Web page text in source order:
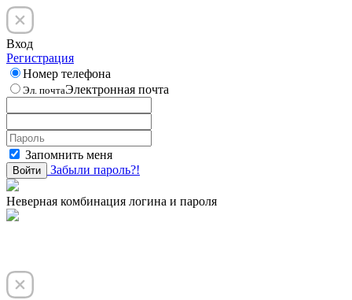
Вход
Регистрация
Номер телефона
Эл. почтаЭлектронная почта
Запомнить меня
Войти Забыли пароль?!
Неверная комбинация логина и пароля